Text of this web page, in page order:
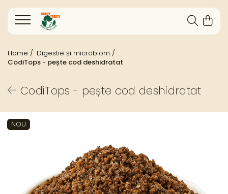
Home / Digestie și microbiom /
CodiTops - pește cod deshidratat
CodiTops - pește cod deshidratat
NOU